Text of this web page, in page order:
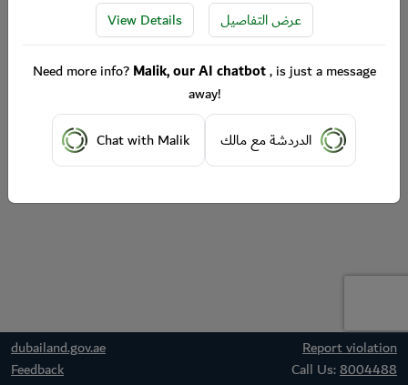
dubailand.gov.ae
Report violation
Feedback
Call Us:8004488
View Details
عرض التفاصيل
Need more info?Malik, our AI chatbot, is just a message
away!
Chat with Malik
الدردشة مع مالك